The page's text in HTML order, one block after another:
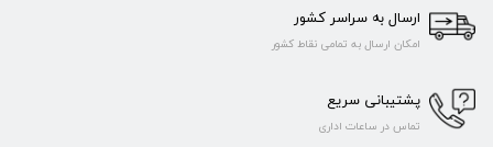
ارسال به سراسر کشور
امکان ارسال به تمامی نقاط کشور
پشتیبانی سریع
تماس در ساعات اداری